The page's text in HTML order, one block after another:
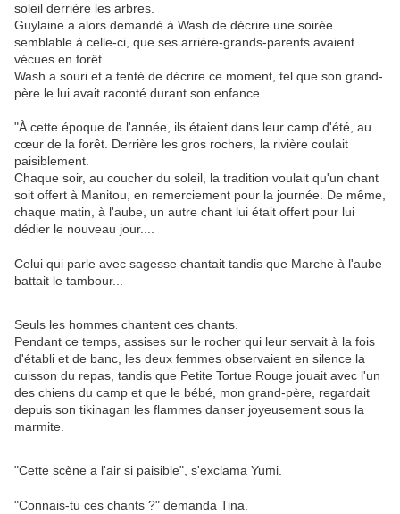
soleil derrière les arbres.
Guylaine a alors demandé à Wash de décrire une soirée
semblable à celle-ci, que ses arrière-grands-parents avaient
vécues en forêt.
Wash a souri et a tenté de décrire ce moment, tel que son grand-
père le lui avait raconté durant son enfance.
"À cette époque de l'année, ils étaient dans leur camp d'été, au
cœur de la forêt. Derrière les gros rochers, la rivière coulait
paisiblement.
Chaque soir, au coucher du soleil, la tradition voulait qu'un chant
soit offert à Manitou, en remerciement pour la journée. De même,
chaque matin, à l'aube, un autre chant lui était offert pour lui
dédier le nouveau jour....
Celui qui parle avec sagesse chantait tandis que Marche à l'aube
battait le tambour...
Seuls les hommes chantent ces chants.
Pendant ce temps, assises sur le rocher qui leur servait à la fois
d'établi et de banc, les deux femmes observaient en silence la
cuisson du repas, tandis que Petite Tortue Rouge jouait avec l'un
des chiens du camp et que le bébé, mon grand-père, regardait
depuis son tikinagan les flammes danser joyeusement sous la
marmite.
"Cette scène a l'air si paisible", s'exclama Yumi.
"Connais-tu ces chants ?" demanda Tina.